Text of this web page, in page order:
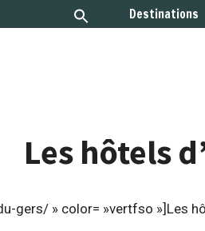
Destinations
Les hôtels
gers/ » color= »vertfso »]Les